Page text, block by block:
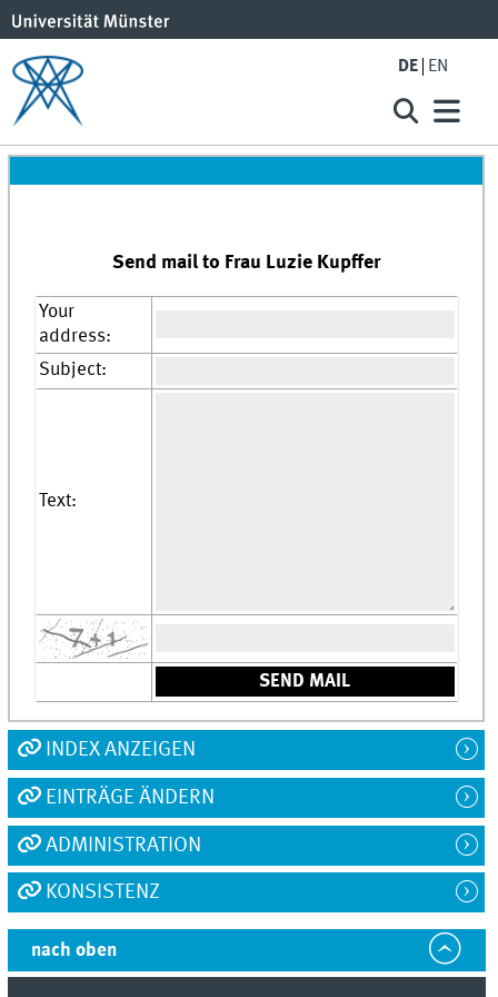
DE EN
Send mail to Frau Luzie Kupffer
Your
address:
Subject:
Text:
INDEX ANZEIGEN
EINTRÄGE ÄNDERN
ADMINISTRATION
KONSISTENZ
nach oben